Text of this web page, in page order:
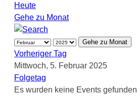
Heute
Gehe zu Monat
Gehe zu Monat
Vorheriger Tag
Mittwoch, 5. Februar 2025
Folgetag
Es wurden keine Events gefunden